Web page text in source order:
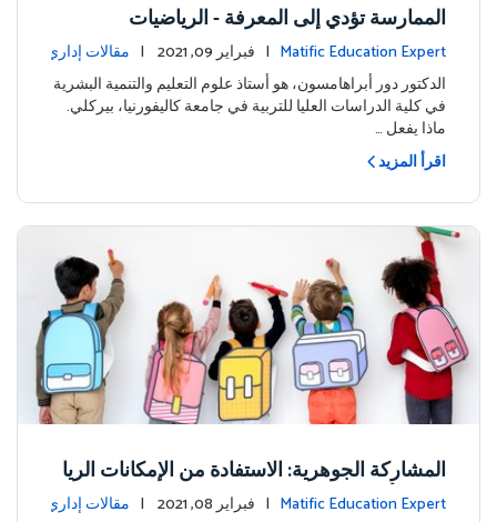
الممارسة تؤدي إلى المعرفة - الرياضيات
Matific Education Expert | فبراير 09, 2021 | مقالات إداري
ة
الدكتور دور أبراهامسون، هو أستاذ علوم التعليم والتنمية البشرية
في كلية الدراسات العليا للتربية في جامعة كاليفورنيا، بيركلي.
ماذا يفعل …
اقرأ المزيد
المشاركة الجوهرية: الاستفادة من الإمكانات الريا
ضية للأطفال وعقلية التساؤل لديهم
Matific Education Expert | فبراير 08, 2021 | مقالات إداري